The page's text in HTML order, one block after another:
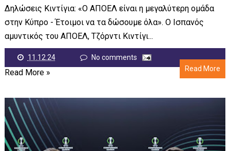
Δηλώσεις Κιντίγια: «Ο ΑΠΟΕΛ είναι η μεγαλύτερη ομάδα
στην Κύπρο - Έτοιμοι να τα δώσουμε όλα». Ο Ισπανός
αμυντικός του ΑΠΟΕΛ, Τζόρντι Κιντίγι...
11.12.24
No comments
Read More
Read More »